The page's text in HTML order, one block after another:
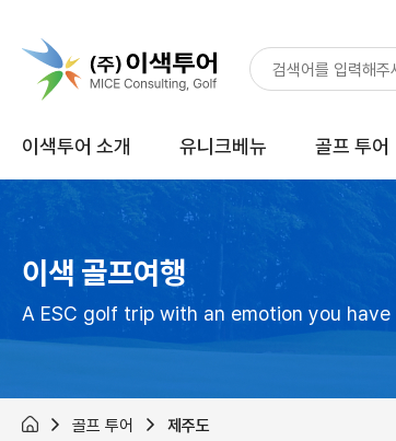
이색투어 소개 유니크베뉴 골프 투어
이색 골프여행
A ESC golf trip with an emotion you
골프 투어 제주도